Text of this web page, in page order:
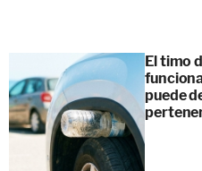
El timo
puede